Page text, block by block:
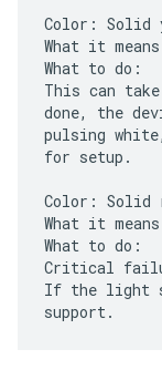
Color: Solid
What it
What to do:
This can
done, the
pulsing
for setup.
Color: Solid
What it
What to do:
Critical
If the light